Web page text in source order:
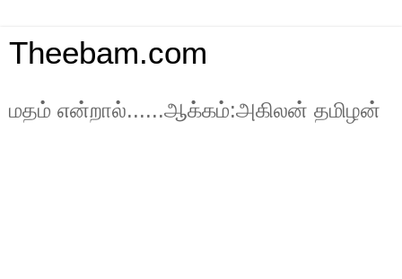
Theebam.com
மதம் என்றால்......ஆக்கம்:அகிலன் தமிழன்